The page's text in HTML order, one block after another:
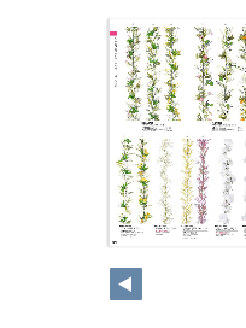
84